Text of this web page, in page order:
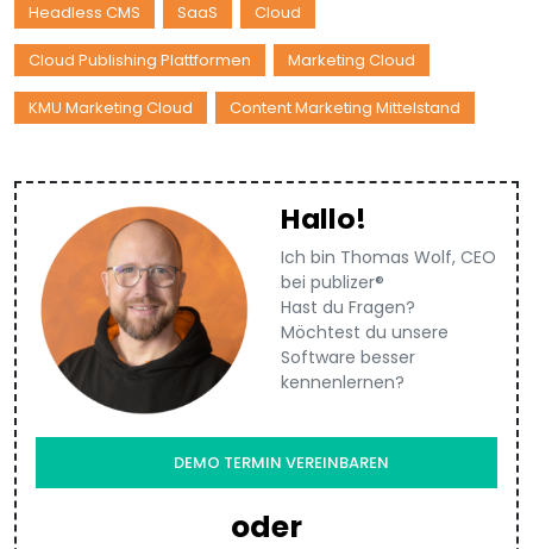
Headless CMS SaaS Cloud
Cloud Publishing Plattformen Marketing Cloud
KMU Marketing Cloud Content Marketing Mittelstand
Hallo!
Ich bin Thomas Wolf, CEO
bei publizer®
Hast du Fragen?
Möchtest du unsere
Software besser
kennenlernen?
DEMO TERMIN VEREINBAREN
oder